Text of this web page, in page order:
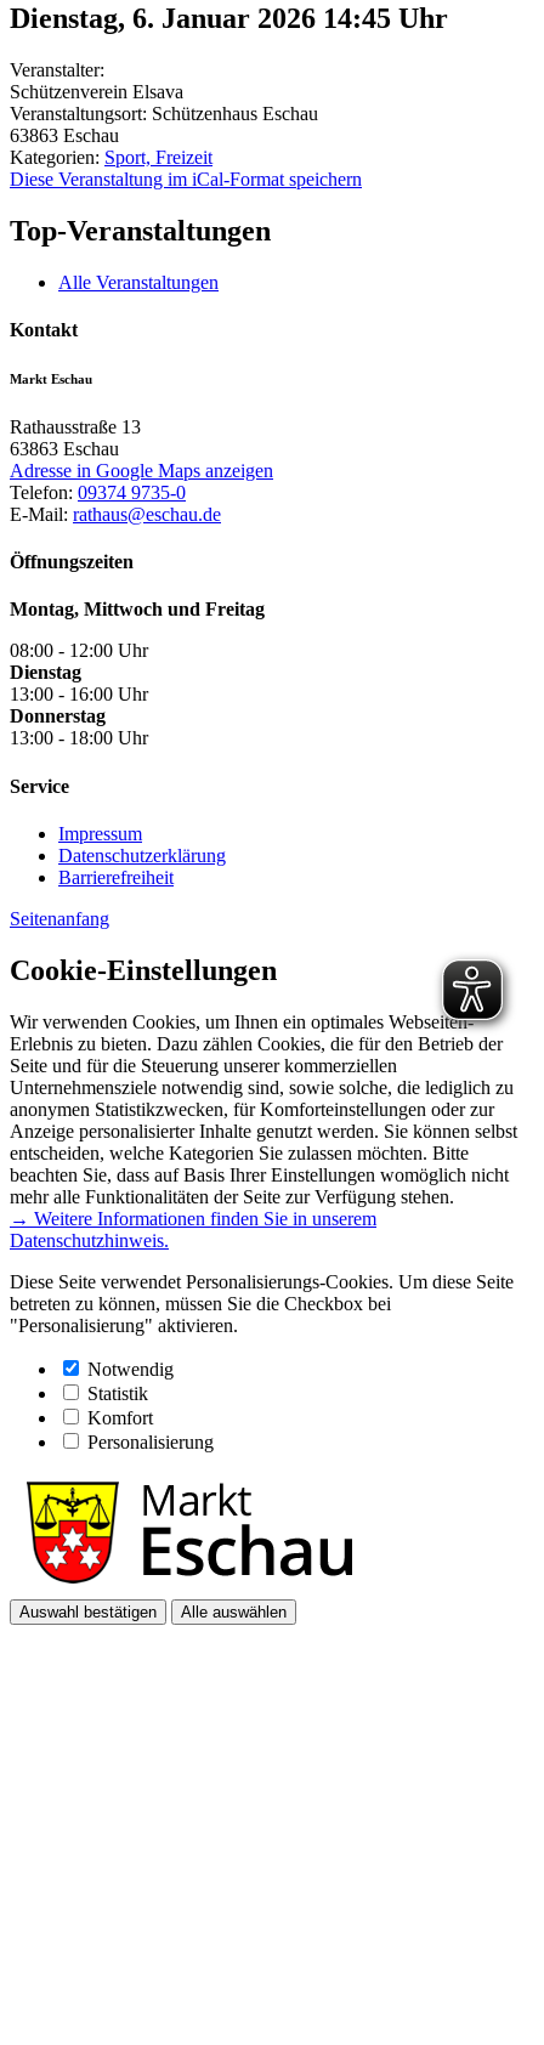
Dienstag, 6. Januar 2026 14:45 Uhr
Veranstalter:
Schützenverein Elsava
Veranstaltungsort: Schützenhaus Eschau
63863 Eschau
Kategorien: Sport, Freizeit
Diese Veranstaltung im iCal-Format speichern
Top-Veranstaltungen
Alle Veranstaltungen
Kontakt
Markt Eschau
Rathausstraße 13
63863 Eschau
Adresse in Google Maps anzeigen
Telefon: 09374 9735-0
E-Mail: rathaus@eschau.de
Öffnungszeiten
Montag, Mittwoch und Freitag
08:00 - 12:00 Uhr
Dienstag
13:00 - 16:00 Uhr
Donnerstag
13:00 - 18:00 Uhr
Service
Impressum
Datenschutzerklärung
Barrierefreiheit
Seitenanfang
Cookie-Einstellungen
Wir verwenden Cookies, um Ihnen ein optimales Webseiten-
Erlebnis zu bieten. Dazu zählen Cookies, die für den Betrieb der
Seite und für die Steuerung unserer kommerziellen
Unternehmensziele notwendig sind, sowie solche, die lediglich zu
anonymen Statistikzwecken, für Komforteinstellungen oder zur
Anzeige personalisierter Inhalte genutzt werden. Sie können selbst
entscheiden, welche Kategorien Sie zulassen möchten. Bitte
beachten Sie, dass auf Basis Ihrer Einstellungen womöglich nicht
mehr alle Funktionalitäten der Seite zur Verfügung stehen.
→ Weitere Informationen finden Sie in unserem
Datenschutzhinweis.
Diese Seite verwendet Personalisierungs-Cookies. Um diese Seite
betreten zu können, müssen Sie die Checkbox bei
"Personalisierung" aktivieren.
Notwendig
Statistik
Komfort
Personalisierung
Auswahl bestätigen Alle auswählen